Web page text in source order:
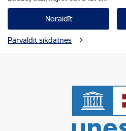
Noraidīt
Pārvaldīt sīkdatnes